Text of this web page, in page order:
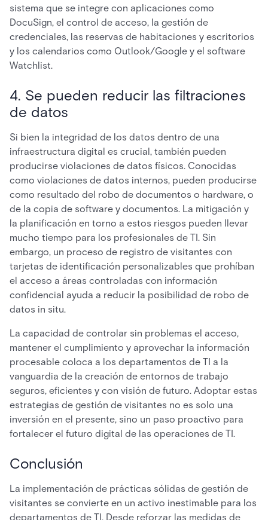
sistema que se integre con aplicaciones como
DocuSign, el control de acceso, la gestión de
credenciales, las reservas de habitaciones y escritorios
y los calendarios como Outlook/Google y el software
Watchlist.
4. Se pueden reducir las filtraciones
de datos
Si bien la integridad de los datos dentro de una
infraestructura digital es crucial, también pueden
producirse violaciones de datos físicos. Conocidas
como violaciones de datos internos, pueden producirse
como resultado del robo de documentos o hardware, o
de la copia de software y documentos. La mitigación y
la planificación en torno a estos riesgos pueden llevar
mucho tiempo para los profesionales de TI. Sin
embargo, un proceso de registro de visitantes con
tarjetas de identificación personalizables que prohíban
el acceso a áreas controladas con información
confidencial ayuda a reducir la posibilidad de robo de
datos in situ.
La capacidad de controlar sin problemas el acceso,
mantener el cumplimiento y aprovechar la información
procesable coloca a los departamentos de TI a la
vanguardia de la creación de entornos de trabajo
seguros, eficientes y con visión de futuro. Adoptar estas
estrategias de gestión de visitantes no es solo una
inversión en el presente, sino un paso proactivo para
fortalecer el futuro digital de las operaciones de TI.
Conclusión
La implementación de prácticas sólidas de gestión de
visitantes se convierte en un activo inestimable para los
departamentos de TI. Desde reforzar las medidas de